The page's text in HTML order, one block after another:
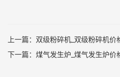
上一篇： 双级粉碎机_双级粉碎机价
下一篇： 煤气发生炉_煤气发生炉价